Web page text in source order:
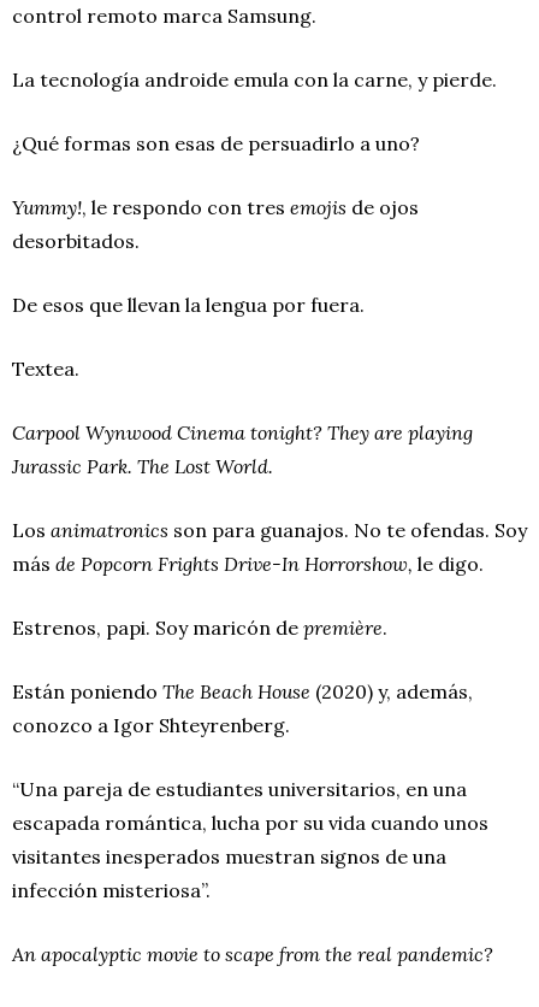
control remoto marca Samsung.
La tecnología androide emula con la carne, y pierde.
¿Qué formas son esas de persuadirlo a uno?
Yummy!, le respondo con tres emojis de ojos
desorbitados.
De esos que llevan la lengua por fuera.
Textea.
Carpool Wynwood Cinema tonight? They are playing
Jurassic Park. The Lost World.
Los animatronics son para guanajos. No te ofendas. Soy
más de Popcorn Frights Drive-In Horrorshow, le digo.
Estrenos, papi. Soy maricón de première.
Están poniendo The Beach House (2020) y, además,
conozco a Igor Shteyrenberg.
“Una pareja de estudiantes universitarios, en una
escapada romántica, lucha por su vida cuando unos
visitantes inesperados muestran signos de una
infección misteriosa”.
An apocalyptic movie to scape from the real pandemic?